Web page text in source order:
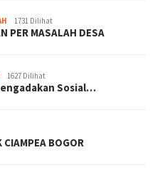
1731 Dilihat
PER MASALAH DESA
1627 Dilihat
Sosial…
BOGOR